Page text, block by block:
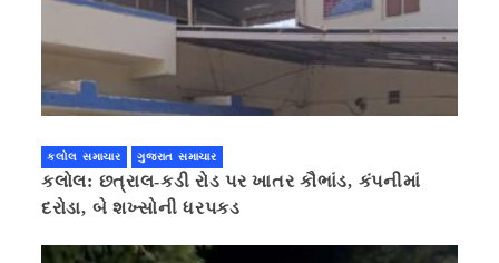
કલોલ સમાચાર ગુજરાત સમાચાર
કલોલ: છત્રાલ-કડી રોડ પર ખાતર કૌભાંડ, કંપનીમાં
દરોડા, બે શખ્સોની ધરપકડ